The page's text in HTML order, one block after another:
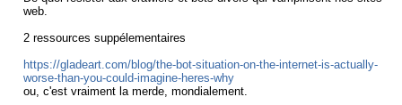
web.
2 ressources suppélementaires
https://gladeart.com/blog/the-bot-situation-on-the-internet-is-actually-
worse-than-you-could-imagine-heres-why
ou, c'est vraiment la merde, mondialement.